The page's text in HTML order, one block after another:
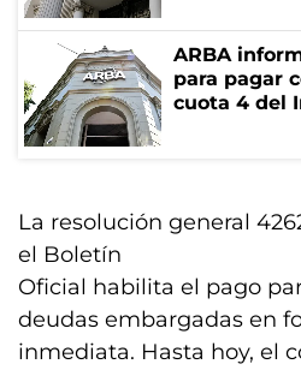
ARBA
para pagar
cuota 4 del
La resolución general
el Boletín
Oficial habilita el pago
deudas embargadas en
inmediata. Hasta hoy, el